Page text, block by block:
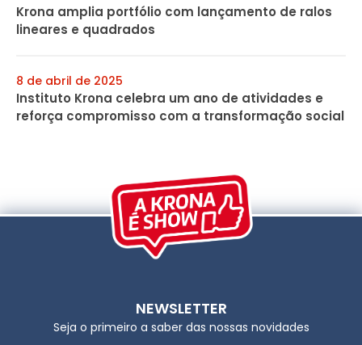
Krona amplia portfólio com lançamento de ralos
lineares e quadrados
8 de abril de 2025
Instituto Krona celebra um ano de atividades e
reforça compromisso com a transformação social
NEWSLETTER
Seja o primeiro a saber das nossas novidades